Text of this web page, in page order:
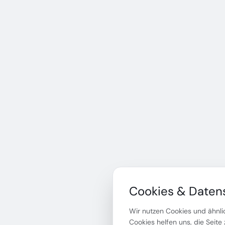
Cookies &
Wir nutzen Cookies und
Cookies helfen uns, die